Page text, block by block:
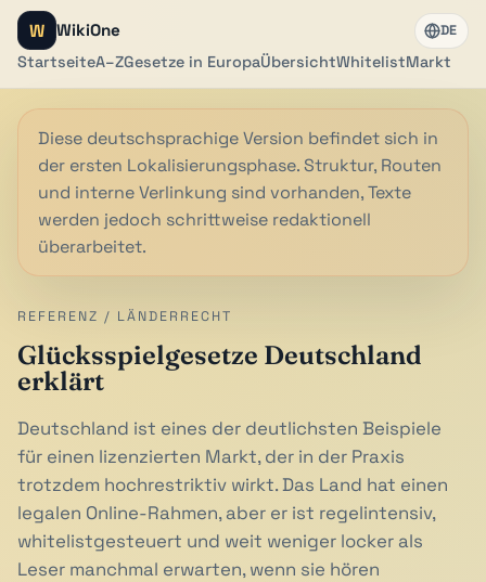
W WikiOne
StartseiteA–ZGesetze in EuropaÜbersichtWhitelistMarkt
DE
Diese deutschsprachige Version befindet sich in
der ersten Lokalisierungsphase. Struktur, Routen
und interne Verlinkung sind vorhanden, Texte
werden jedoch schrittweise redaktionell
überarbeitet.
REFERENZ / LÄNDERRECHT
Glücksspielgesetze Deutschland
erklärt
Deutschland ist eines der deutlichsten Beispiele
für einen lizenzierten Markt, der in der Praxis
trotzdem hochrestriktiv wirkt. Das Land hat einen
legalen Online-Rahmen, aber er ist regelintensiv,
whitelistgesteuert und weit weniger locker als
Leser manchmal erwarten, wenn sie hören